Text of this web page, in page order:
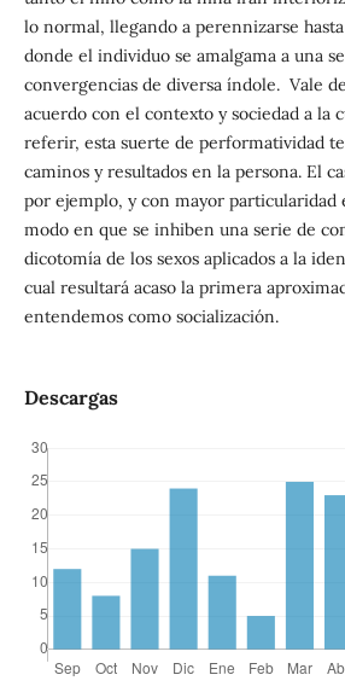
lo normal, llegando a perennizarse
donde el individuo se amalgama a una
convergencias de diversa índole. Vale
acuerdo con el contexto y sociedad a la
referir, esta suerte de performatividad
caminos y resultados en la persona. El
por ejemplo, y con mayor particularidad
modo en que se inhiben una serie de
dicotomía de los sexos aplicados a la
cual resultará acaso la primera
entendemos como socialización.
Descargas